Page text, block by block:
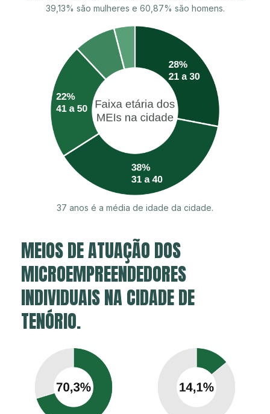
39,13% são mulheres e 60,87% são homens.
37 anos é a média de idade da cidade.
MEIOS DE ATUAÇÃO DOS
MICROEMPREENDEDORES
INDIVIDUAIS NA CIDADE DE
TENÓRIO.